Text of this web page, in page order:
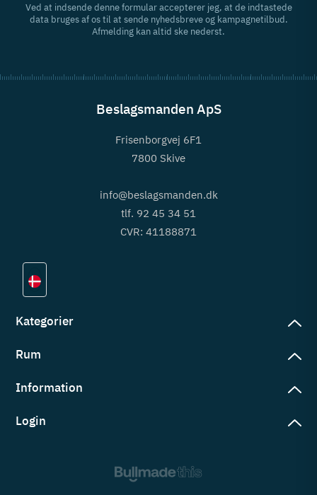
Ved at indsende denne formular accepterer jeg, at de indtastede
data bruges af os til at sende nyhedsbreve og kampagnetilbud.
Afmelding kan altid ske nederst.
Beslagsmanden ApS
Frisenborgvej 6F1
7800 Skive
info@beslagsmanden.dk
tlf. 92 45 34 51
CVR: 41188871
Kategorier
Rum
Information
Login